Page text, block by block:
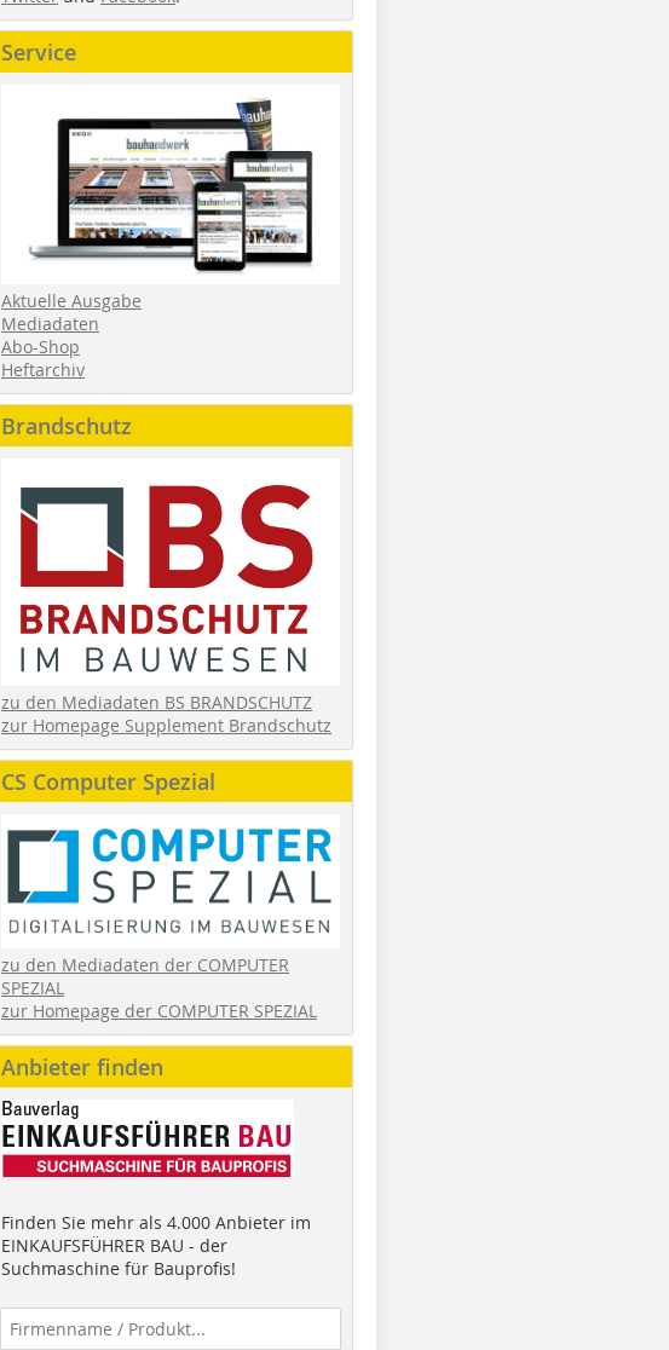
Service
Aktuelle Ausgabe
Mediadaten
Abo-Shop
Heftarchiv
Brandschutz
zu den Mediadaten BS BRANDSCHUTZ
zur Homepage Supplement Brandschutz
CS Computer Spezial
zu den Mediadaten der COMPUTER
SPEZIAL
zur Homepage der COMPUTER SPEZIAL
Anbieter finden
Finden Sie mehr als 4.000 Anbieter im
EINKAUFSFÜHRER BAU - der
Suchmaschine für Bauprofis!